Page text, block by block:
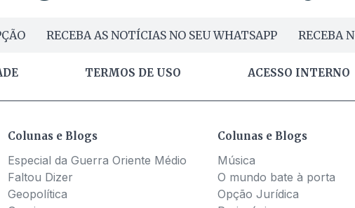
RECEBA AS NOTÍCIAS NO SEU WHATSAPP RECEBA
TERMOS DE USO ACESSO INTERNO
Colunas e Blogs
Especial da Guerra Oriente Médio
Faltou Dizer
Geopolítica
Colunas e Blogs
Música
O mundo bate à porta
Opção Jurídica